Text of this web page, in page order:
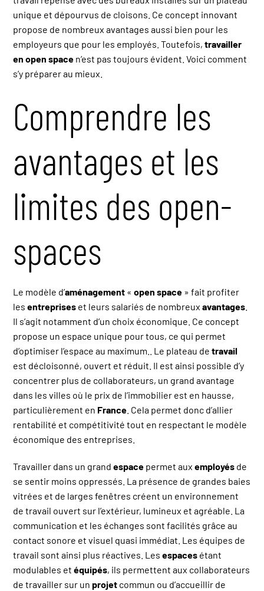
unique et dépourvus de cloisons. Ce concept innovant
propose de nombreux avantages aussi bien pour les
employeurs que pour les employés. Toutefois,travailler
en open space n’est pas toujours évident. Voici comment
s’y préparer au mieux.
Comprendre les
avantages et les
limites des open-
spaces
Le modèle d’aménagement «open space » fait profiter
lesentreprises et leurs salariés de nombreuxavantages
Il s’agit notamment d’un choix économique. Ce concept
propose un espace unique pour tous, ce qui permet
d’optimiser l’espace au maximum.. Le plateau detravail
est décloisonné, ouvert et réduit. Il est ainsi possible d’y
concentrer plus de collaborateurs, un grand avantage
dans les villes où le prix de l’immobilier est en hausse,
particulièrement en France . Cela permet donc d’allier
rentabilité et compétitivité tout en respectant le modèle
économique des entreprises.
Travailler dans un grandespace permet auxemployés de
se sentir moins oppressés. La présence de grandes baies
vitrées et de larges fenêtres créent un environnement
de travail ouvert sur l’extérieur, lumineux et agréable. La
communication et les échanges sont facilités grâce au
contact sonore et visuel quasi immédiat. Les équipes de
travail sont ainsi plus réactives. Lesespaces étant
modulables etéquipés, ils permettent aux collaborateurs
de travailler sur unprojet commun ou d’accueillir de